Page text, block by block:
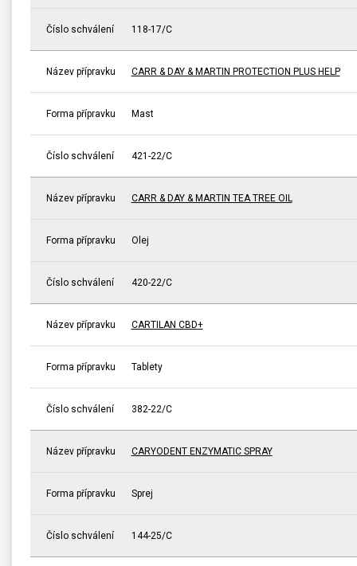
Číslo schválení 118-17/C
Název přípravku CARR & DAY & MARTIN PROTECTION PLUS HELP
Forma přípravku Mast
Číslo schválení 421-22/C
Název přípravku CARR & DAY & MARTIN TEA TREE OIL
Forma přípravku Olej
Číslo schválení 420-22/C
Název přípravku CARTILAN CBD+
Forma přípravku Tablety
Číslo schválení 382-22/C
Název přípravku CARYODENT ENZYMATIC SPRAY
Forma přípravku Sprej
Číslo schválení 144-25/C